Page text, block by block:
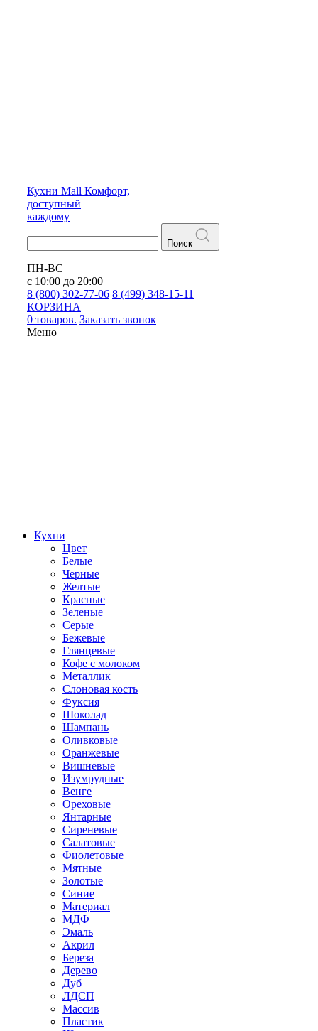
Кухни Mall Комфорт,
доступный
каждому
Поиск
ПН-ВС
с 10:00 до 20:00
8 (800) 302-77-06 8 (499) 348-15-11
КОРЗИНА
0 товаров. Заказать звонок
Меню
Кухни
Цвет
Белые
Черные
Желтые
Красные
Зеленые
Серые
Бежевые
Глянцевые
Кофе с молоком
Металлик
Слоновая кость
Фуксия
Шоколад
Шампань
Оливковые
Оранжевые
Вишневые
Изумрудные
Венге
Ореховые
Янтарные
Сиреневые
Салатовые
Фиолетовые
Мятные
Золотые
Синие
Материал
МДФ
Эмаль
Акрил
Береза
Дерево
Дуб
ЛДСП
Массив
Пластик